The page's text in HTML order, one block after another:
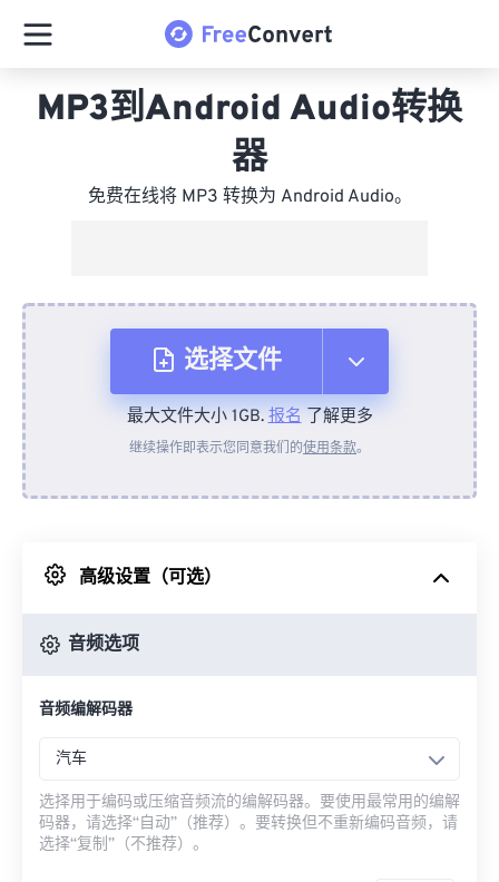
MP3到Android Audio转换
器
免费在线将 MP3 转换为 Android Audio。
选择文件
从设备
来自 Google Drive
最大文件大小 1GB.报名了解更多
继续操作即表示您同意我们的使用条款。
高级设置（可选）
音频选项
音频编解码器
汽车
选择用于编码或压缩音频流的编解码器。要使用最常用的编解
码器，请选择“自动”（推荐）。要转换但不重新编码音频，请
选择“复制”（不推荐）。